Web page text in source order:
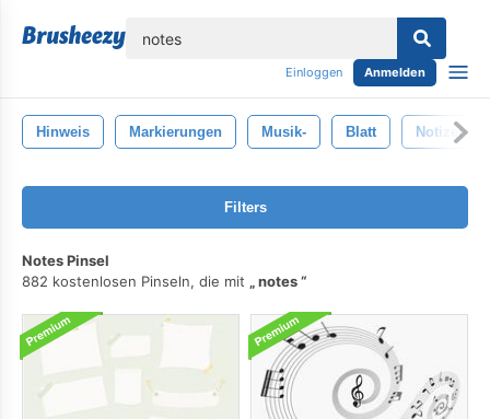
Einloggen Anmelden
Hinweis Markierungen Musik- Blatt Notizen
Filters
Notes Pinsel
882 kostenlosen Pinseln, die mit
notes